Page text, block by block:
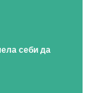
себи да